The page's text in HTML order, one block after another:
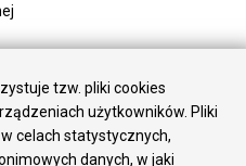
tzw. pliki cookies
użytkowników. Pliki
celach statystycznych,
danych, w jaki